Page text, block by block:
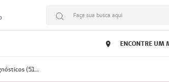
Faça sua busca aqui
ENCONTRE UM
Prestador Medlife Consultas e Diagnósticos (51004334-2)